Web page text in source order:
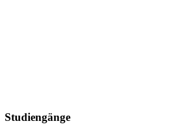
Studiengänge